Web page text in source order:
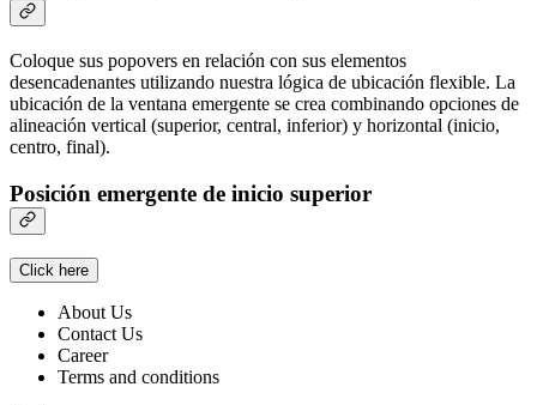
Coloque sus popovers en relación con sus elementos
desencadenantes utilizando nuestra lógica de ubicación flexible. La
ubicación de la ventana emergente se crea combinando opciones de
alineación vertical (superior, central, inferior) y horizontal (inicio,
centro, final).
Posición emergente de inicio superior
Click here
About Us
Contact Us
Career
Terms and conditions